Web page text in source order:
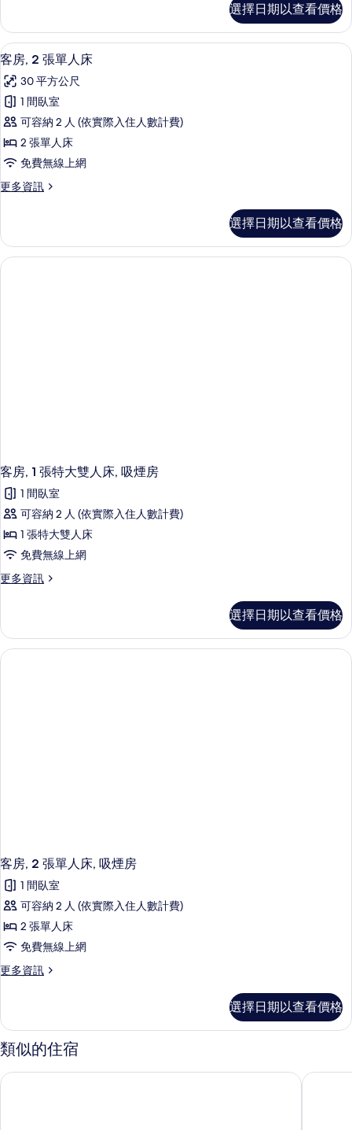
人
床
的
所
有
相
片
1
張
特
雙
人
的
詳
情
選擇日期以查看價格
顯
示
客
房,
2
張
單
人
的
所
客房, 2 張單人床 | 迷你吧、客房內保
2
客房, 2 張單人床
30 平方公尺
1 間臥室
可容納 2 人 (依實際入住人數計費)
2 張單人床
免費無線上網
更多資訊
更
2
張
單
選擇日期以查看價格
客房, 1 張特大雙人床, 吸煙房
1 間臥室
可容納 2 人 (依實際入住人數計費)
1 張特大雙人床
免費無線上網
更多資訊
更
1
張
特
選擇日期以查看價格
客房, 2 張單人床, 吸煙房
1 間臥室
可容納 2 人 (依實際入住人數計費)
2 張單人床
免費無線上網
更多資訊
更
2
張
單
床,
選擇日期以查看價格
類似的住宿
新大阪塔格蘭德唐草飯店 阪急大